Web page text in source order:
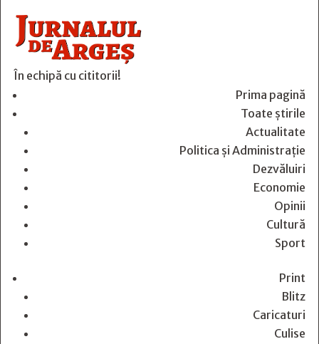
În echipă cu cititorii!
Prima pagină
Toate știrile
Actualitate
Politica și Administrație
Dezvăluiri
Economie
Opinii
Cultură
Sport
Print
Blitz
Caricaturi
Culise